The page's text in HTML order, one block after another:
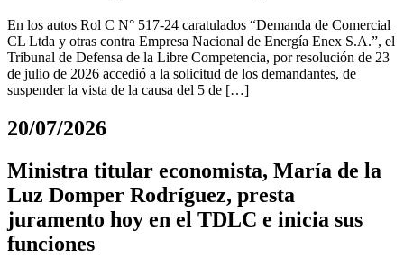
En los autos Rol C N° 517-24 caratulados “Demanda de Comercial
CL Ltda y otras contra Empresa Nacional de Energía Enex S.A.”, el
Tribunal de Defensa de la Libre Competencia, por resolución de 23
de julio de 2026 accedió a la solicitud de los demandantes, de
suspender la vista de la causa del 5 de […]
20/07/2026
Ministra titular economista, María de la
Luz Domper Rodríguez, presta
juramento hoy en el TDLC e inicia sus
funciones